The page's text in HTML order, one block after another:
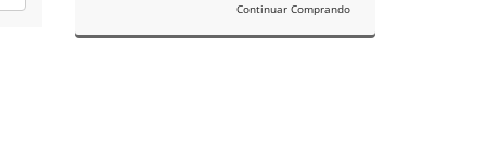
Continuar Comprando